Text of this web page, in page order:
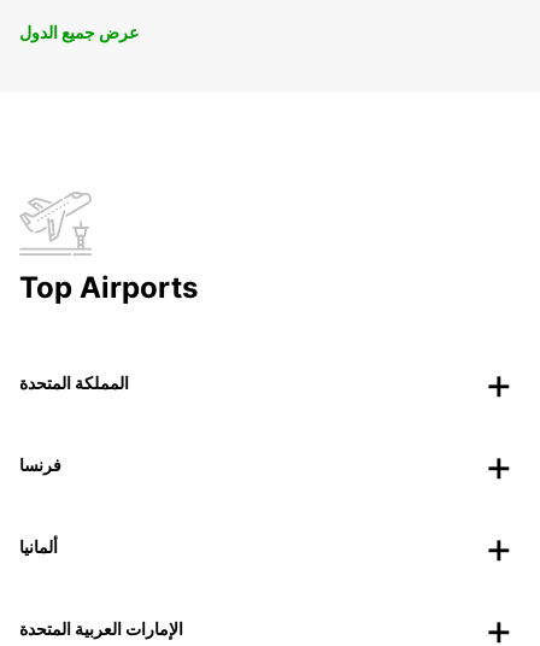
عرض جميع الدول
Top Airports
المملكة المتحدة
فرنسا
ألمانيا
الإمارات العربية المتحدة